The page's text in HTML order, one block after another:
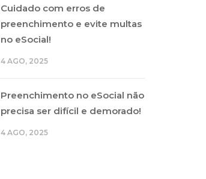
Cuidado com erros de
preenchimento e evite multas
no eSocial!
4 AGO, 2025
Preenchimento no eSocial não
precisa ser difícil e demorado!
4 AGO, 2025